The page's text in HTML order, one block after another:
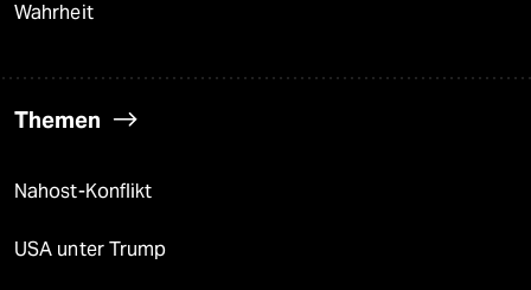
Wahrheit
Themen
Nahost-Konflikt
USA unter Trump